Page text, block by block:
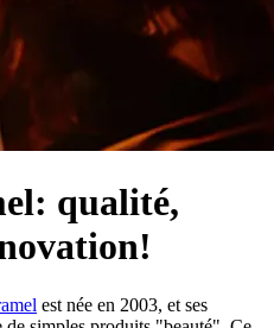
qualité,
est née en 2003, et ses